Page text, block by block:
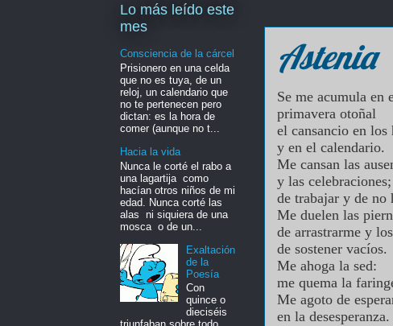
Astenia
Se me acumula en
primavera otoñal
el cansancio en los
y en el calendario.
Me cansan las
y las
de trabajar y de no
Me duelen las
de arrastrarme y
de sostener vacíos.
Me ahoga la sed:
me quema la
Me agoto de
en la desesperanza.
Lo más leído este
mes
Consciencia de la cárcel
Prisionero en una celda
que no es tuya, de un
reloj, un calendario que
no te pertenecen pero
dictan: es la hora de
comer (aunque no t...
Hacia la vida
Nunca le corté el rabo a
una lagartija como
hacían otros niños de mi
edad. Nunca corté las
alas ni siquiera de una
mosca o de un...
Exaltación
de la
Poesía
Con
quince o
dieciséis